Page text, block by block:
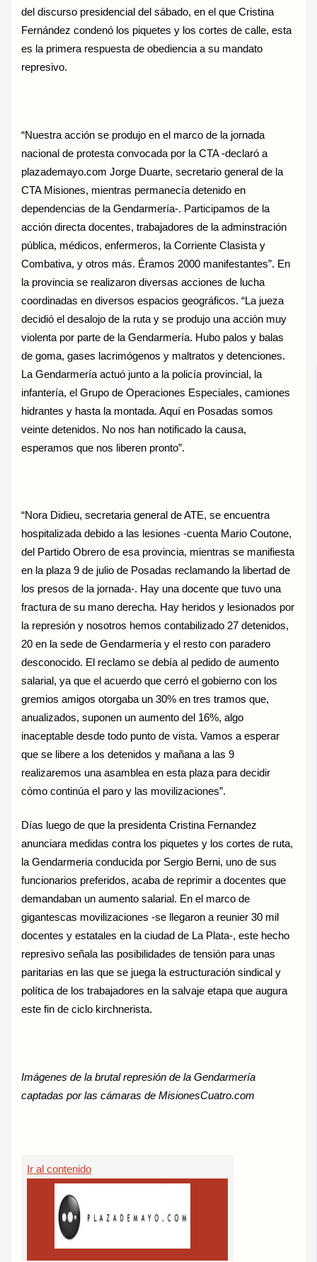
del discurso presidencial del sábado, en el que Cristina
Fernández condenó los piquetes y los cortes de calle, esta
es la primera respuesta de obediencia a su mandato
represivo.
“Nuestra acción se produjo en el marco de la jornada
nacional de protesta convocada por la CTA -declaró a
plazademayo.com Jorge Duarte, secretario general de la
CTA Misiones, mientras permanecía detenido en
dependencias de la Gendarmería-. Participamos de la
acción directa docentes, trabajadores de la adminstración
pública, médicos, enfermeros, la Corriente Clasista y
Combativa, y otros más. Éramos 2000 manifestantes”. En
la provincia se realizaron diversas acciones de lucha
coordinadas en diversos espacios geográficos. “La jueza
decidió el desalojo de la ruta y se produjo una acción muy
violenta por parte de la Gendarmería. Hubo palos y balas
de goma, gases lacrimógenos y maltratos y detenciones.
La Gendarmería actuó junto a la policía provincial, la
infantería, el Grupo de Operaciones Especiales, camiones
hidrantes y hasta la montada. Aquí en Posadas somos
veinte detenidos. No nos han notificado la causa,
esperamos que nos liberen pronto”.
“Nora Didieu, secretaria general de ATE, se encuentra
hospitalizada debido a las lesiones -cuenta Mario Coutone,
del Partido Obrero de esa provincia, mientras se manifiesta
en la plaza 9 de julio de Posadas reclamando la libertad de
los presos de la jornada-. Hay una docente que tuvo una
fractura de su mano derecha. Hay heridos y lesionados por
la represión y nosotros hemos contabilizado 27 detenidos,
20 en la sede de Gendarmería y el resto con paradero
desconocido. El reclamo se debía al pedido de aumento
salarial, ya que el acuerdo que cerró el gobierno con los
gremios amigos otorgaba un 30% en tres tramos que,
anualizados, suponen un aumento del 16%, algo
inaceptable desde todo punto de vista. Vamos a esperar
que se libere a los detenidos y mañana a las 9
realizaremos una asamblea en esta plaza para decidir
cómo continúa el paro y las movilizaciones”.
Días luego de que la presidenta Cristina Fernandez
anunciara medidas contra los piquetes y los cortes de ruta,
la Gendarmeria conducida por Sergio Berni, uno de sus
funcionarios preferidos, acaba de reprimir a docentes que
demandaban un aumento salarial. En el marco de
gigantescas movilizaciones -se llegaron a reunier 30 mil
docentes y estatales en la ciudad de La Plata-, este hecho
represivo señala las posibilidades de tensión para unas
paritarias en las que se juega la estructuración sindical y
política de los trabajadores en la salvaje etapa que augura
este fin de ciclo kirchnerista.
Imágenes de la brutal represión de la Gendarmería
captadas por las cámaras de MisionesCuatro.com